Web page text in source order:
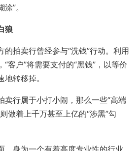
”。
狼
的拍卖行曾经参与“洗钱”行动。利用
客户”将需要支付的“黑钱”，以等价
转移掉。
卖行属于小打小闹，那么一些“高端
做着上千万甚至上亿的“涉黑”勾
，身为一个有着高度专业性的行业，